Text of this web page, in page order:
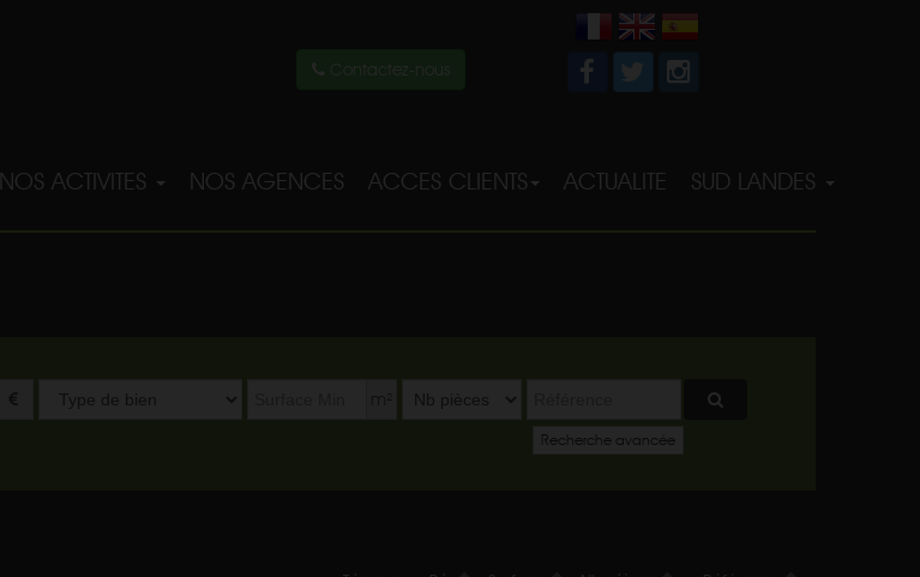
Contactez-nous
NOS ACTIVITES NOS AGENCES ACCES CLIENTS ACTUALITE SUD LANDES
Type
Recherche avancée